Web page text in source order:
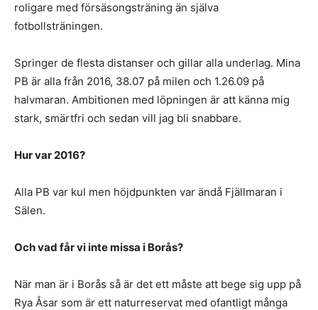
roligare med försäsongsträning än själva
fotbollsträningen.
Springer de flesta distanser och gillar alla underlag. Mina
PB är alla från 2016, 38.07 på milen och 1.26.09 på
halvmaran. Ambitionen med löpningen är att känna mig
stark, smärtfri och sedan vill jag bli snabbare.
Hur var 2016?
Alla PB var kul men höjdpunkten var ändå Fjällmaran i
Sälen.
Och vad får vi inte missa i Borås?
När man är i Borås så är det ett måste att bege sig upp på
Rya Åsar som är ett naturreservat med ofantligt många